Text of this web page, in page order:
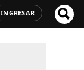
INGRESAR